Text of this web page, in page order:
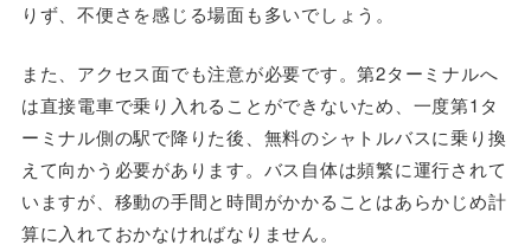
りず、不便さを感じる場面も多いでしょう。
また、アクセス面でも注意が必要です。第2ターミナルへ
は直接電車で乗り入れることができないため、一度第1タ
ーミナル側の駅で降りた後、無料のシャトルバスに乗り換
えて向かう必要があります。バス自体は頻繁に運行されて
いますが、移動の手間と時間がかかることはあらかじめ計
算に入れておかなければなりません。